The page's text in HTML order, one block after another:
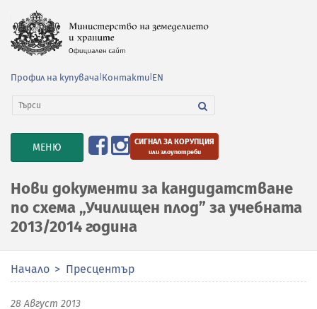
Профил на купувача Контакти EN
TOGGLE
NAVIGATION
МЕНЮ СИГНАЛ ЗА КОРУПЦИЯ
или злоупотреби
Нови документи за кандидатстване
по схема „Училищен плод” за учебната
2013/2014 година
Начало Пресцентър
28 Август 2013